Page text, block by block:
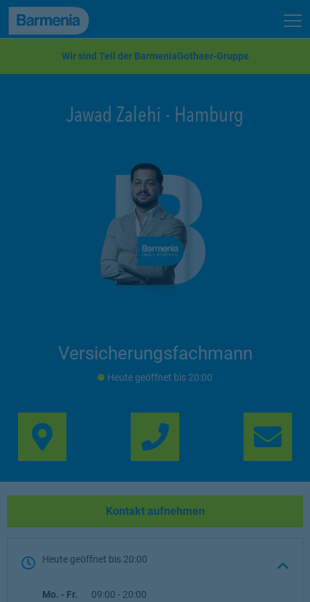
zum Seiteninhalt
Back to top
Wir sind Teil der BarmeniaGothaer-Gruppe
Jawad Zalehi - Hamburg
Versicherungsfachmann
Heute geöffnet bis 20:00
Link Opens in New
Kontakt aufnehmen
Heute geöffnet bis 20:00
Wochentag Öffnungszeiten
Mo. - Fr. 09:00 - 20:00